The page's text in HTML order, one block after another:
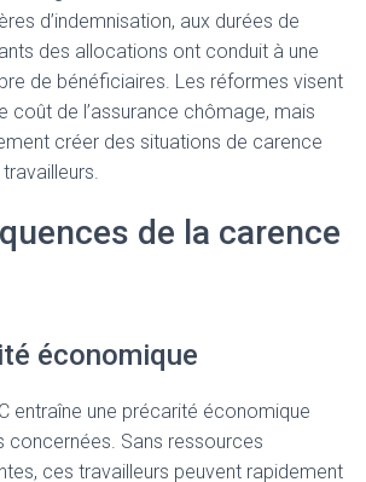
d’indemnisation, aux durées de
des allocations ont conduit à une
de bénéficiaires. Les réformes visent
coût de l’assurance chômage, mais
créer des situations de carence
de la carence
économique
entraîne une précarité économique
concernées. Sans ressources
ces travailleurs peuvent rapidement